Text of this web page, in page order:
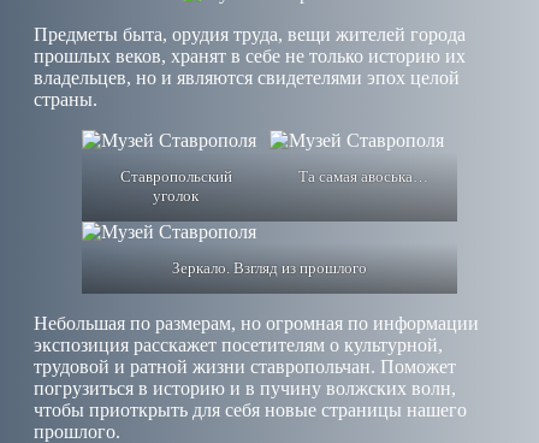
Предметы быта, орудия труда, вещи жителей города
прошлых веков, хранят в себе не только историю их
владельцев, но и являются свидетелями эпох целой
страны.
Ставропольский
уголок
Та самая авоська…
Зеркало. Взгляд из прошлого
Небольшая по размерам, но огромная по информации
экспозиция расскажет посетителям о культурной,
трудовой и ратной жизни ставропольчан. Поможет
погрузиться в историю и в пучину волжских волн,
чтобы приоткрыть для себя новые страницы нашего
прошлого.